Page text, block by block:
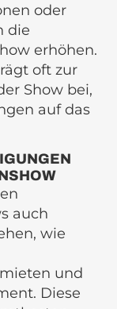
oder
die
erhöhen.
oft zur
Show bei,
auf das
auch
wie
und
Diese